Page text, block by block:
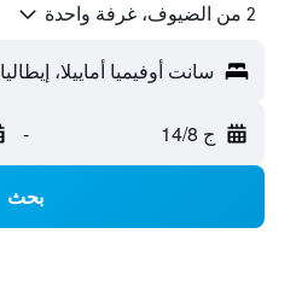
2 من الضيوف، غرفة واحدة
سانت أوفيميا أماييلا، إيطاليا
ج 14/8 -
بحث